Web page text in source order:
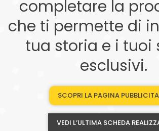
completare la
che ti permette di
tua storia e i tuoi
esclusivi.
SCOPRI LA PAGINA
VEDI L’ULTIMA SCHEDA